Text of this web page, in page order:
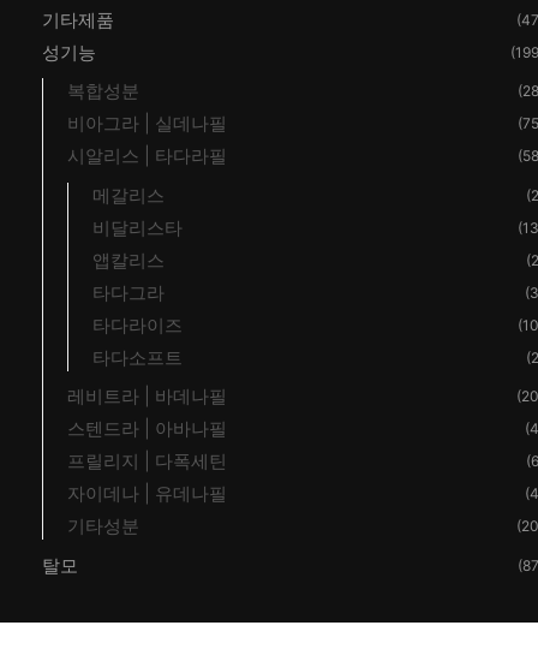
기타제품
성기능
복합성분
비아그라 | 실데나필
시알리스 | 타다라필
메갈리스
비달리스타
앱칼리스
타다그라
타다라이즈
타다소프트
레비트라 | 바데나필
스텐드라 | 아바나필
프릴리지 | 다폭세틴
자이데나 | 유데나필
기타성분
탈모